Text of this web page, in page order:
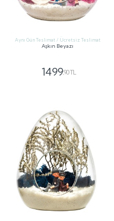
Aynı Gün Teslimat / Ücretsiz Teslimat
Aşkın Beyazı
1499,90 TL